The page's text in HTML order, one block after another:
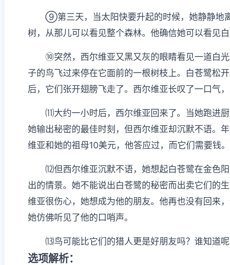
⑨第三天，当太阳快要升起的时候，她静静地离
树，从那儿可以看见整个森林。他确信她可以看见白
⑩突然，西尔维亚又黑又灰的眼睛看见一道白光
子的鸟飞过来停在它面前的一根树枝上。白苍鹭松
后，它们张开翅膀飞走了。西尔维亚长叹了一口气
⑾大约一小时后，西尔维亚回来了。当她跑进厨
她输出秘密的最佳时刻，但西尔维亚却沉默不语。
维亚和她的祖母10美元，他答应过，而它们需要钱
⑿但西尔维亚沉默不语，她想起白苍鹭在金色阳
出的情景。她不能说出白苍鹭的秘密而出卖它们的
维亚很伤心，她想成为他的朋友。他再也没有回来
她仿佛听见了他的口哨声。
⒀鸟可能比它们的猎人更是好朋友吗？谁知道呢
选项解析：